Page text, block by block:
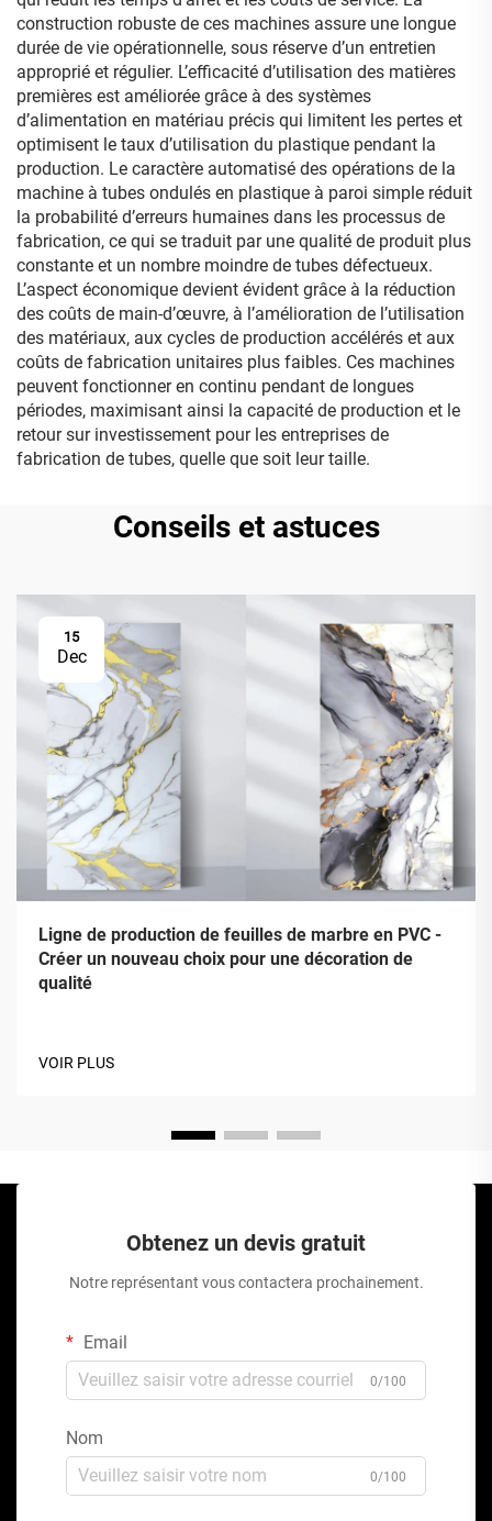
construction robuste de ces machines assure une longue
durée de vie opérationnelle, sous réserve d’un entretien
approprié et régulier. L’efficacité d’utilisation des matières
premières est améliorée grâce à des systèmes
d’alimentation en matériau précis qui limitent les pertes et
optimisent le taux d’utilisation du plastique pendant la
production. Le caractère automatisé des opérations de la
machine à tubes ondulés en plastique à paroi simple réduit
la probabilité d’erreurs humaines dans les processus de
fabrication, ce qui se traduit par une qualité de produit plus
constante et un nombre moindre de tubes défectueux.
L’aspect économique devient évident grâce à la réduction
des coûts de main-d’œuvre, à l’amélioration de l’utilisation
des matériaux, aux cycles de production accélérés et aux
coûts de fabrication unitaires plus faibles. Ces machines
peuvent fonctionner en continu pendant de longues
périodes, maximisant ainsi la capacité de production et le
retour sur investissement pour les entreprises de
fabrication de tubes, quelle que soit leur taille.
Conseils et astuces
15
Dec
Ligne de production de feuilles de marbre en PVC -
Créer un nouveau choix pour une décoration de
qualité
VOIR PLUS
Obtenez un devis gratuit
Notre représentant vous contactera prochainement.
Email
0/100
Nom
0/100